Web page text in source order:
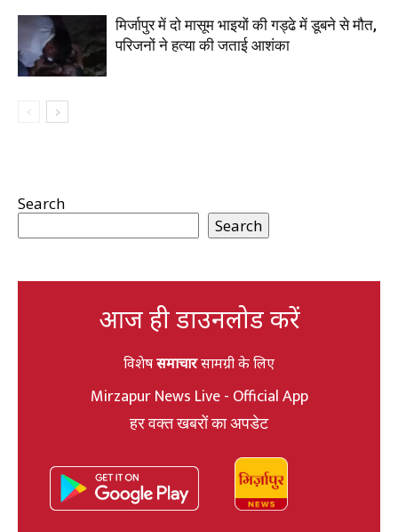
मिर्जापुर में दो मासूम भाइयों की गड्ढे में डूबने से मौत,
परिजनों ने हत्या की जताई आशंका
Search
Search
आज ही डाउनलोड करें
विशेषसमाचारसामग्री के लिए
Mirzapur News Live - Official App
हर वक्त खबरों का अपडेट